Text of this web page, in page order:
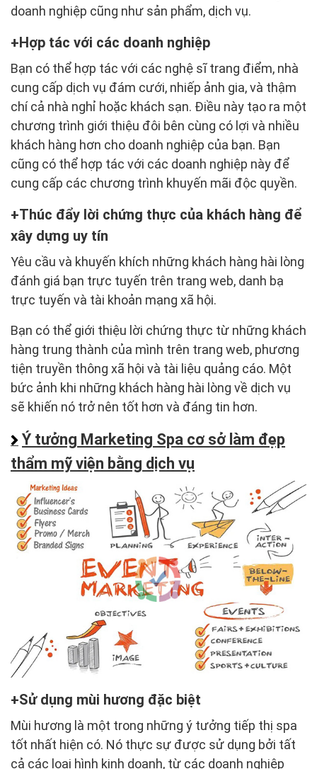
doanh nghiệp cũng như sản phẩm, dịch vụ.
Hợp tác với các doanh nghiệp
Bạn có thể hợp tác với các nghệ sĩ trang điểm, nhà
cung cấp dịch vụ đám cưới, nhiếp ảnh gia, và thậm
chí cả nhà nghỉ hoặc khách sạn. Điều này tạo ra một
chương trình giới thiệu đôi bên cùng có lợi và nhiều
khách hàng hơn cho doanh nghiệp của bạn. Bạn
cũng có thể hợp tác với các doanh nghiệp này để
cung cấp các chương trình khuyến mãi độc quyền.
Thúc đẩy lời chứng thực của khách hàng để
xây dựng uy tín
Yêu cầu và khuyến khích những khách hàng hài lòng
đánh giá bạn trực tuyến trên trang web, danh bạ
trực tuyến và tài khoản mạng xã hội.
Bạn có thể giới thiệu lời chứng thực từ những khách
hàng trung thành của mình trên trang web, phương
tiện truyền thông xã hội và tài liệu quảng cáo. Một
bức ảnh khi những khách hàng hài lòng về dịch vụ
sẽ khiến nó trở nên tốt hơn và đáng tin hơn.
Ý tưởng Marketing Spa cơ sở làm đẹp
thẩm mỹ viện bằng dịch vụ
Sử dụng mùi hương đặc biệt
Mùi hương là một trong những ý tưởng tiếp thị spa
tốt nhất hiện có. Nó thực sự được sử dụng bởi tất
cả các loại hình kinh doanh, từ các doanh nghiệp